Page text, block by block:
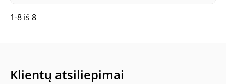
1-8 iš 8
Klientų atsiliepimai